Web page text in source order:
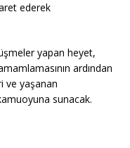
ederek
yapan heyet,
ardından
ve yaşanan
sunacak.